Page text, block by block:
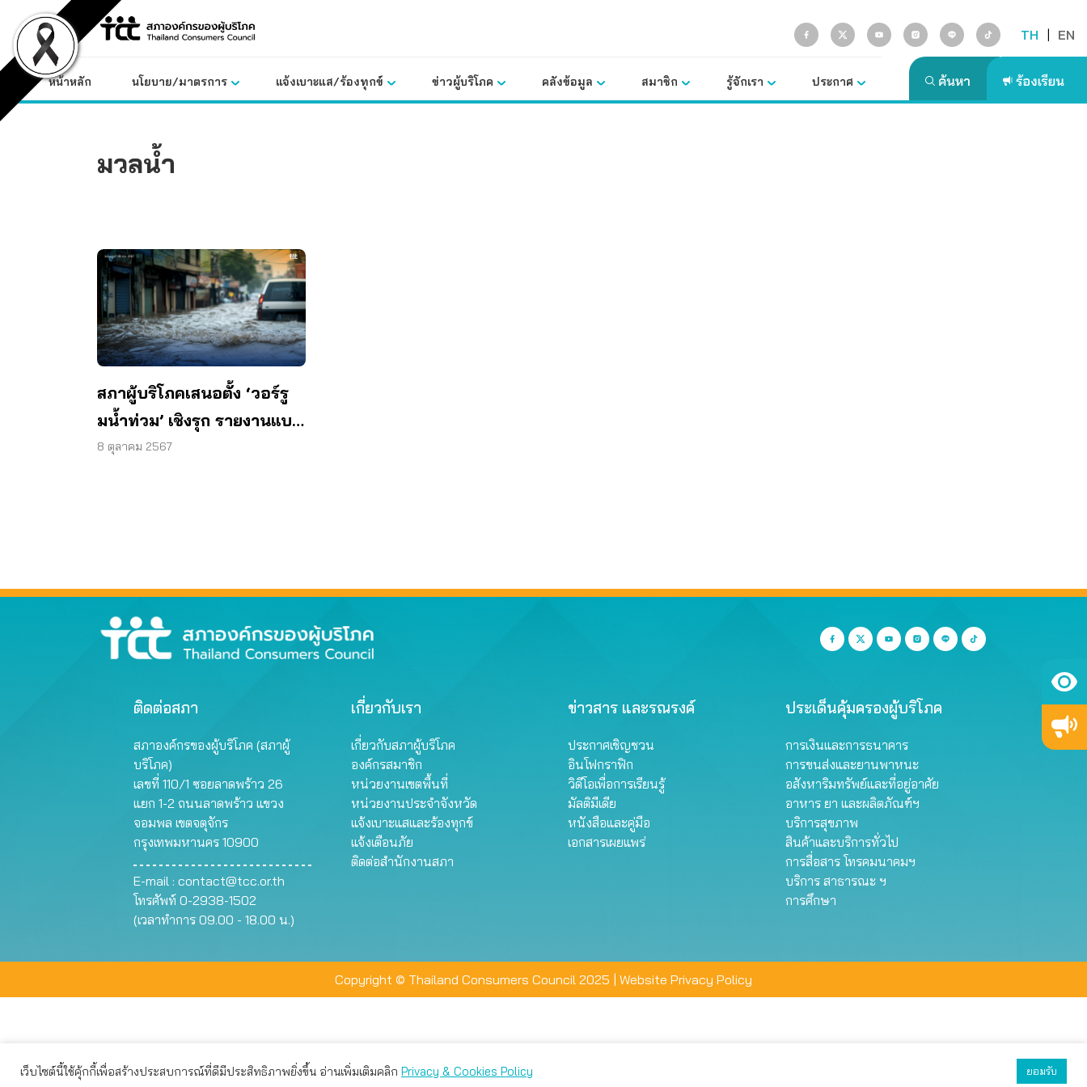
content
TH | EN
หน้าหลัก นโยบาย/มาตรการ แจ้งเบาะแส/ร้องทุกข์ ข่าวผู้บริโภค คลังข้อมูล สมาชิก รู้จักเรา ประกาศ
มวลน้ำ
สภาผู้บริโภคเสนอตั้ง ‘วอร์รู
มน้ำท่วม’ เชิงรุก รายงานแบบ
เรียลไทม์ ลดข้อมูลสับสน-เฟ
8 ตุลาคม 2567
ติดต่อสภา
สภาองค์กรของผู้บริโภค (สภาผู้
บริโภค)
เลขที่ 110/1 ซอยลาดพร้าว 26
แยก 1-2 ถนนลาดพร้าว แขวง
จอมพล เขตจตุจักร
กรุงเทพมหานคร 10900
E-mail : contact@tcc.or.th
โทรศัพท์ 0-2938-1502
(เวลาทำการ 09.00 - 18.00 น.)
เกี่ยวกับเรา
เกี่ยวกับสภาผู้บริโภค
องค์กรสมาชิก
หน่วยงานเขตพื้นที่
หน่วยงานประจำจังหวัด
แจ้งเบาะแสและร้องทุกข์
แจ้งเตือนภัย
ติดต่อสำนักงานสภา
ข่าวสาร และรณรงค์
ประกาศเชิญชวน
อินโฟกราฟิก
วิดีโอเพื่อการเรียนรู้
มัลติมีเดีย
หนังสือและคู่มือ
เอกสารเผยแพร่
ประเด็นคุ้มครองผู้บริโภค
การเงินและการธนาคาร
การขนส่งและยานพาหนะ
อสังหาริมทรัพย์และที่อยู่อาศัย
อาหาร ยา และผลิตภัณฑ์ฯ
บริการสุขภาพ
สินค้าและบริการทั่วไป
การสื่อสาร โทรคมนาคมฯ
บริการ สาธารณะ ฯ
การศึกษา
Copyright © Thailand Consumers Council 2025 | Website Privacy Policy
เว็บไซต์นี้ใช้คุ้กกี้เพื่อสร้างประสบการณ์ที่ดีมีประสิทธิภาพยิ่งขึ้น อ่านเพิ่มเติมคลิก Privacy & Cookies Policy ยอมรับ
เว็บไซต์นี้ใช้คุกกี้เพื่อมอบประสบการณ์การใช้งานที่ดีให้แก่ท่าน คุณสามารถเลือกตั้งค่าความเป็นส่วนตัวได้